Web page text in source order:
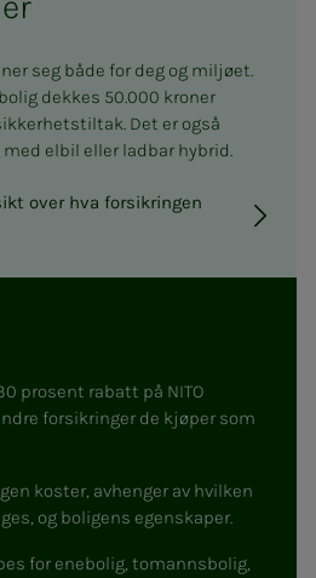
seg både for deg og miljøet.
dekkes 50.000 kroner
Det er også
elbil eller ladbar hybrid.
over hva forsikringen
prosent rabatt på NITO
forsikringer de kjøper som
koster, avhenger av hvilken
og boligens egenskaper.
for enebolig, tomannsbolig,